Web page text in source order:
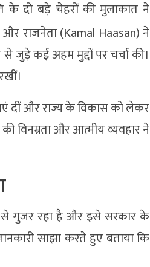
के दो बड़े चेहरों की मुलाकात ने
राजनेता (Kamal Haasan)ने
जुड़े कई अहम मुद्दों पर चर्चा की।
दीं और राज्य के विकास को लेकर
विनम्रता और आत्मीय व्यवहार ने
से गुजर रहा है और इसे सरकार के
साझा करते हुए बताया कि